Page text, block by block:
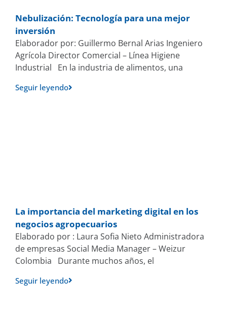
Nebulización: Tecnología para una mejor
inversión
Elaborador por: Guillermo Bernal Arias Ingeniero
Agrícola Director Comercial – Línea Higiene
Industrial En la industria de alimentos, una
Seguir leyendo
La importancia del marketing digital en los
negocios agropecuarios
Elaborado por : Laura Sofia Nieto Administradora
de empresas Social Media Manager – Weizur
Colombia Durante muchos años, el
Seguir leyendo